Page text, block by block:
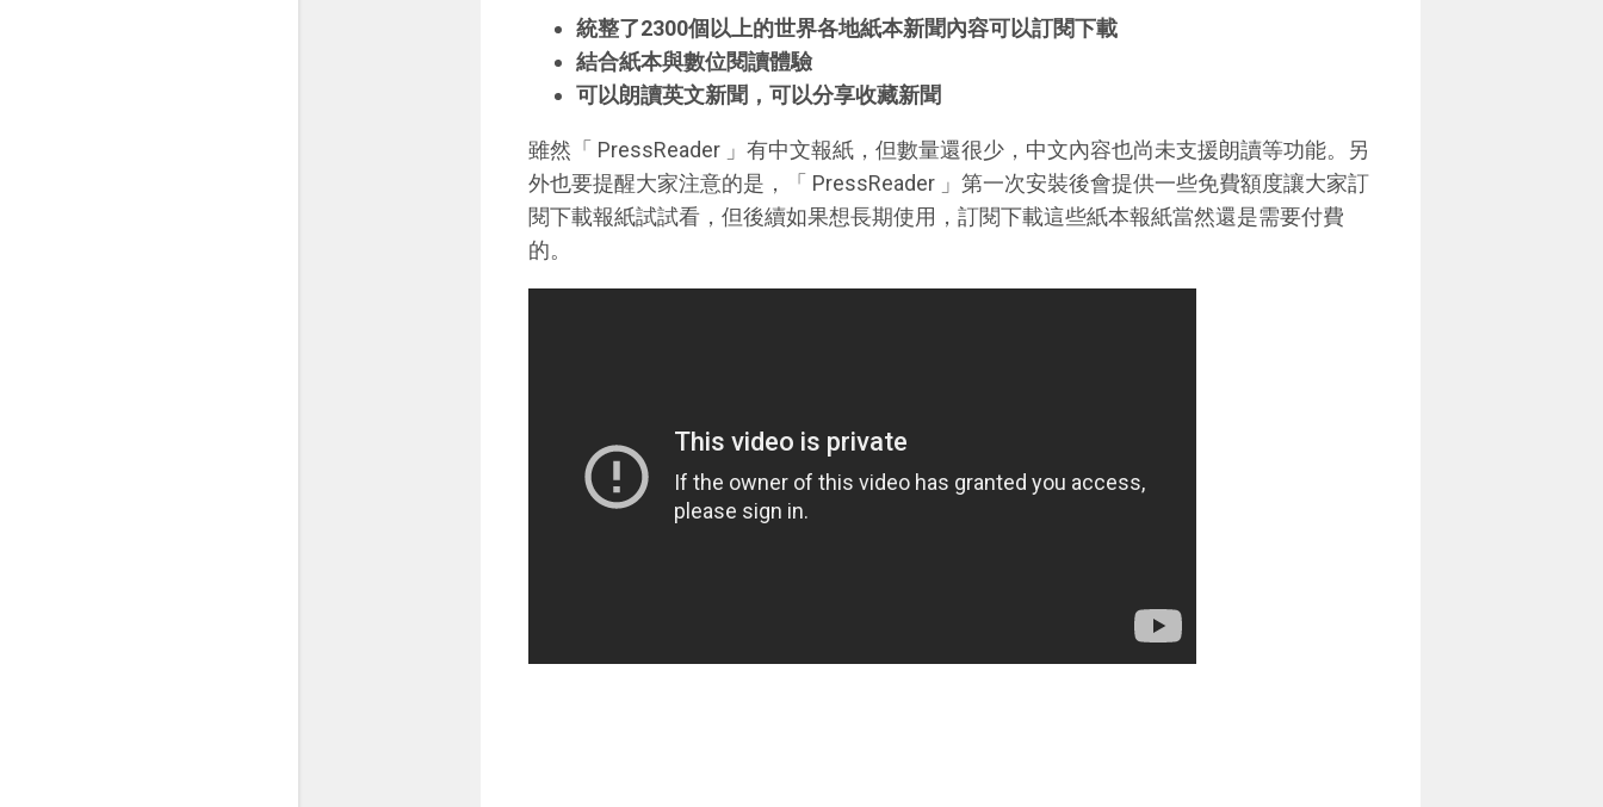
統整了2300個以上的世界各地紙本新聞內容可以訂閱下載
結合紙本與數位閱讀體驗
可以朗讀英文新聞，可以分享收藏新聞
雖然「 PressReader 」有中文報紙，但數量還很少，中文內容也尚未支援朗讀等功能。另
外也要提醒大家注意的是，「 PressReader 」第一次安裝後會提供一些免費額度讓大家訂
閱下載報紙試試看，但後續如果想長期使用，訂閱下載這些紙本報紙當然還是需要付費
的。